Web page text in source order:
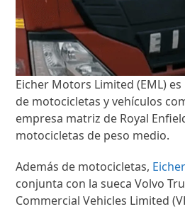
Eicher Motors Limited (EML)
de motocicletas y vehículos
empresa matriz de Royal
motocicletas de peso medio.
Además de motocicletas, Eicher
conjunta con la sueca Volvo
Commercial Vehicles Limited